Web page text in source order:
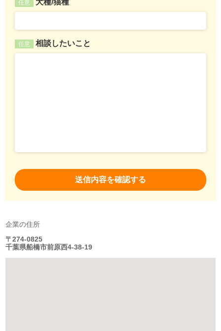
任意
任意 相談したいこと
企業の住所
〒274-0825
千葉県船橋市前原西4-38-19